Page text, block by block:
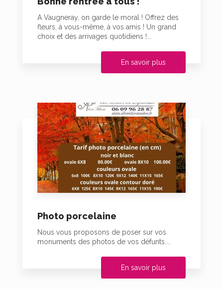
A Vaugneray, on garde le moral ! Offrez des
fleurs, à vous-même, à vos amis ! Un grand
choix et des arrivages quotidiens !...
En savoir plus
Photo porcelaine
Nous vous proposons de poser sur vos
monuments des photos de vos défunts....
En savoir plus